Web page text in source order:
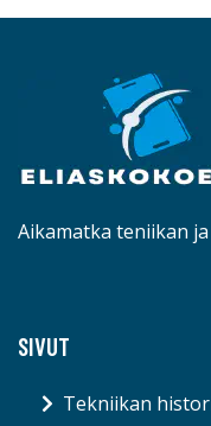
Aikamatka teniikan
SIVUT
Tekniikan